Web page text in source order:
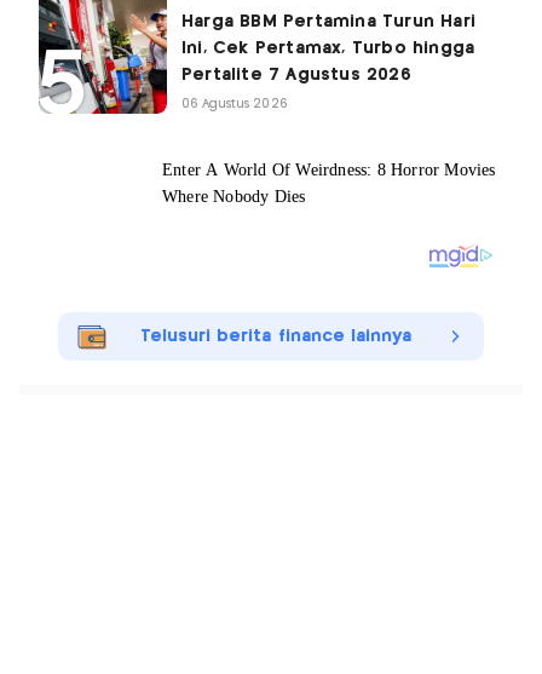
Harga BBM Pertamina Turun Hari
Ini, Cek Pertamax, Turbo hingga
Pertalite 7 Agustus 2026
06 Agustus 2026
Telusuri berita finance lainnya